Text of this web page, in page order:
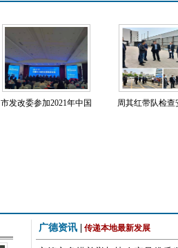
市发改委参加2021年中国 周其红带队检查
广德资讯 传递本地最新发展